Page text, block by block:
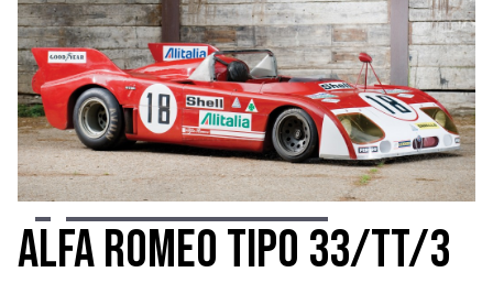
Alfa Romeo Tipo 33/TT/3